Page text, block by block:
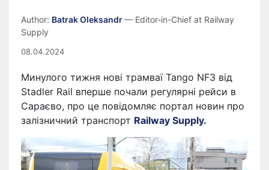
Author: Batrak Oleksandr— Editor-in-Chief at Railway
Supply
08.04.2024
Минулого тижня нові трамваї Tango NF3 від
Stadler Rail вперше почали регулярні рейси в
Сараєво, про це повідомляє портал новин про
залізничний транспорт Railway Supply.